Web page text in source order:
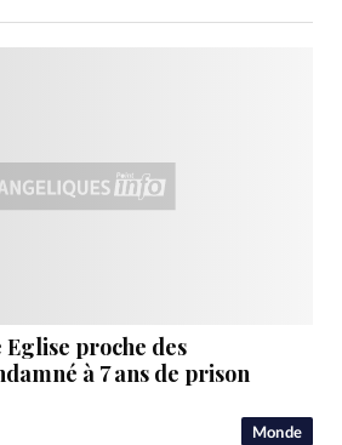
Monde
Eglise proche des
à 7 ans de prison